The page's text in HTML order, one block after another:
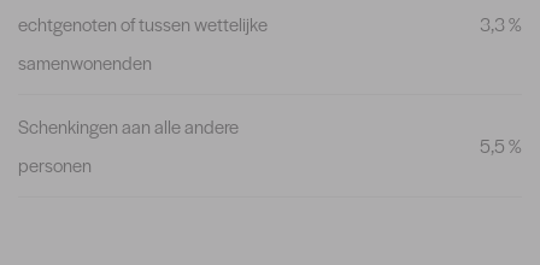
echtgenoten of tussen wettelijke
samenwonenden
3,3 %
Schenkingen aan alle andere
personen
5,5 %